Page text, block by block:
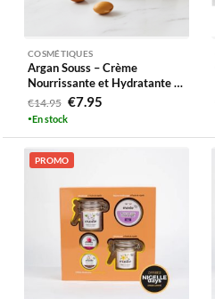
COSMÉTIQUES
Argan Souss – Crème
Nourrissante et Hydratante à
l’Huile d’Argan du Maroc
€14.95 Le
prix
initial
était :
€14.95.
€7.95Le
actuel
€7.95.
En stock
PROMO